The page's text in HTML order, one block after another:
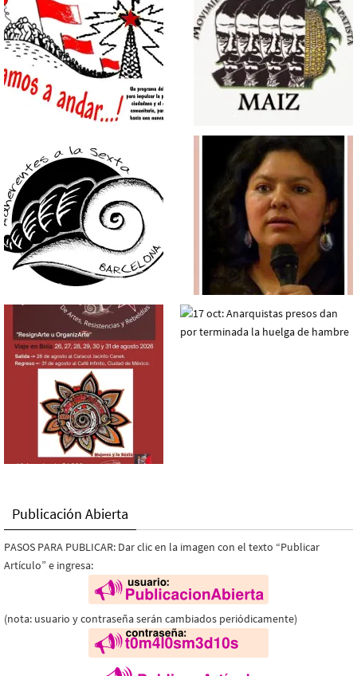
Publicación Abierta
PASOS PARA PUBLICAR: Dar clic en la imagen con el texto “Publicar
Artículo” e ingresa:
(nota: usuario y contraseña serán cambiados periódicamente)